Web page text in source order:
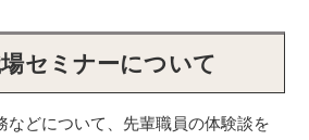
セミナーについて
どについて、先輩職員の体験談を